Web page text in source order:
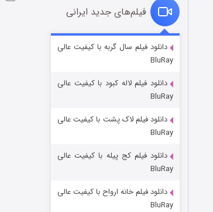
شوگر فصل ۲
قسمت
خاندان اژدها فصل ۳
فیلم‌های جدید ایرانی
دانلود فیلم سال گربه با کیفیت عالی
BluRay
دانلود فیلم لاله کبود با کیفیت عالی
BluRay
دانلود فیلم لاک پشت با کیفیت عالی
BluRay
دانلود فیلم کج‌ پیله با کیفیت عالی
BluRay
دانلود فیلم خانه ارواح با کیفیت عالی
BluRay